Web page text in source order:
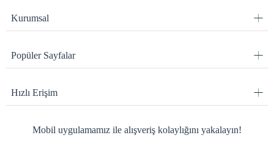
Kurumsal
Popüler Sayfalar
Hızlı Erişim
Mobil uygulamamız ile alışveriş kolaylığını yakalayın!